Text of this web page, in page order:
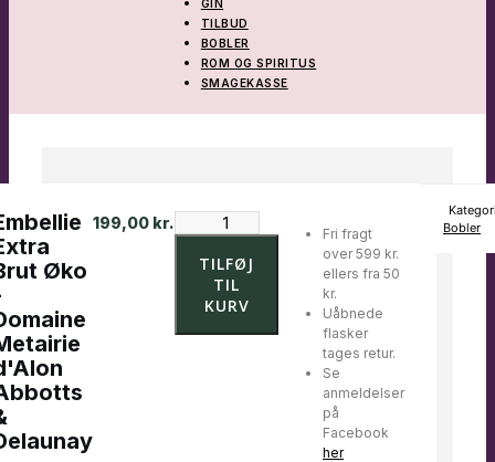
GIN
TILBUD
BOBLER
ROM OG SPIRITUS
SMAGEKASSE
Øko
199,00 kr. Embellie
Extra
Metairie
TILFØJ
TIL
KURV
Fri fragt
over 599 kr.
ellers fra 50
kr.
Uåbnede
flasker
tages retur.
Se
anmeldelser
på
Facebook
her
Bobler